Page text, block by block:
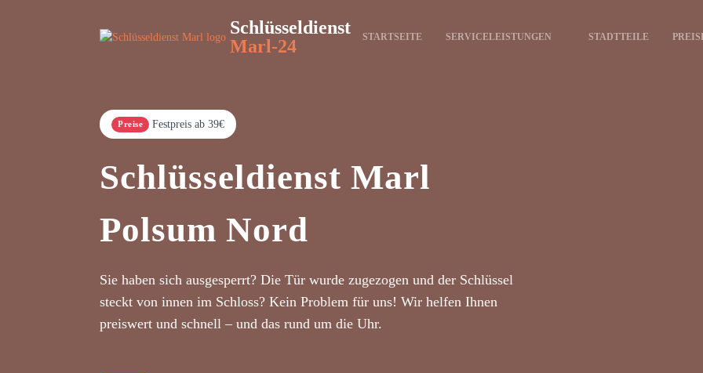
Schlüsseldienst
Marl-24
STARTSEITE SERVICELEISTUNGEN STADTTEILE
Preise Festpreis ab 39€
Schlüsseldienst Marl
Polsum Nord
Sie haben sich ausgesperrt? Die Tür wurde zugezogen und der Schlüssel
steckt von innen im Schloss? Kein Problem für uns! Wir helfen Ihnen
preiswert und schnell – und das rund um die Uhr.